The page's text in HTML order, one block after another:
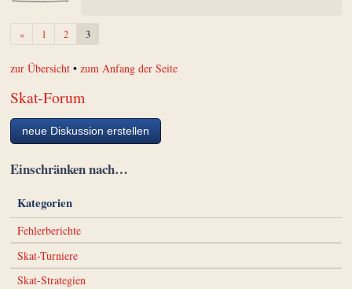
«Zurück1 2 3
zur Übersicht •zum Anfang der Seite
Skat-Forum
neue Diskussion erstellen
Einschränken nach…
Kategorien
Fehlerberichte
Skat-Turniere
Skat-Strategien